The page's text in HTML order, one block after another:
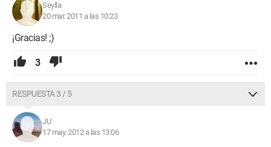
Seylla
20 mar. 2011 a las 10:23
¡Gracias! ;)
3
RESPUESTA 3 / 5
JU
17 may. 2012 a las 13:06